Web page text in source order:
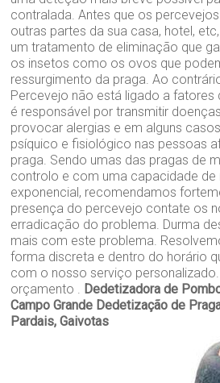
contralada. Antes que os
outras partes da sua casa, hotel,
um tratamento de eliminação que
os insetos como os ovos que
ressurgimento da praga. Ao
Percevejo não está ligado a fatores
é responsável por transmitir
provocar alergias e em alguns
psíquico e fisiológico nas pessoas
praga. Sendo umas das pragas de
controlo e com uma capacidade de
exponencial, recomendamos
presença do percevejo contate os
erradicação do problema. Durma
mais com este problema.
forma discreta e dentro do horário
com o nosso serviço
orçamento .
Dedetizadora de
Campo Grande Dedetização de
Pardais, Gaivotas